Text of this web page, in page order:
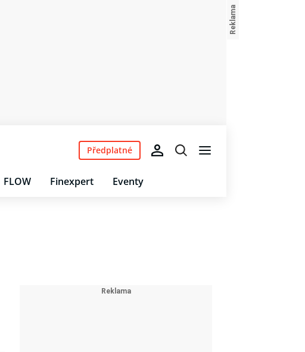
FLOW Finexpert Eventy
Předplatné